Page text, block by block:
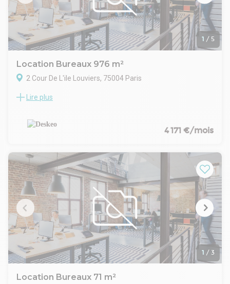
Rack à vélos dans la cour
Loyer exonéré de TVA - CRL 2,5% -Frais d' acte à prévoir
Honoraire de commercialisation 30 % HT du loyer annuel HT
HC
1 / 5
Location Bureaux 976 m²
2 Cour De L'ile Louviers, 75004 Paris
Location bureau Paris 4 | Morland Location de bureau Paris 4
à deux pas des quais de Seine. Situé au 17 Boulevard
Morland, 976 m² au 2? étage d'un immeuble emblématique.
emblématique du 4? arrondissement, entre la Seine, Bastille
et le Marais. Bâtiment restructuré en un lieu de vie à part
entière. Services : Wifi, Imprimante, Entretien, Sécurité,
Phonebooth, Tisanerie, Fontaine à eau, Parking,
Maintenance Métro : Sully-Morland - 2 min / Bastille - 7 min
Lire plus
4 171 €/mois
1 / 3
Location Bureaux 71 m²